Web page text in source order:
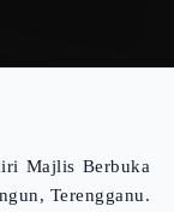
Majlis Berbuka
Terengganu.